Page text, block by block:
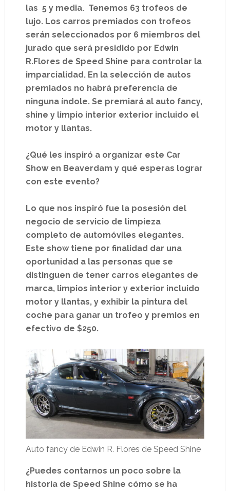
las 5 y media. Tenemos 63 trofeos de
lujo. Los carros premiados con trofeos
serán seleccionados por 6 miembros del
jurado que será presidido por Edwin
R.Flores de Speed Shine para controlar la
imparcialidad. En la selección de autos
premiados no habrá preferencia de
ninguna índole. Se premiará al auto fancy,
shine y limpio interior exterior incluido el
motor y llantas.
¿Qué les inspiró a organizar este Car
Show en Beaverdam y qué esperas lograr
con este evento?
Lo que nos inspiró fue la posesión del
negocio de servicio de limpieza
completo de automóviles elegantes.
Este show tiene por finalidad dar una
oportunidad a las personas que se
distinguen de tener carros elegantes de
marca, limpios interior y exterior incluido
motor y llantas, y exhibir la pintura del
coche para ganar un trofeo y premios en
efectivo de $250.
Auto fancy de Edwin R. Flores de Speed Shine
¿Puedes contarnos un poco sobre la
historia de Speed Shine cómo se ha